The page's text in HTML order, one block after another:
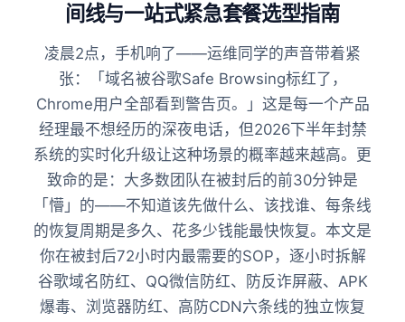
间线与一站式紧急套餐选型指南
凌晨2点，手机响了——运维同学的声音带着紧
张：「域名被谷歌Safe Browsing标红了，
Chrome用户全部看到警告页。」这是每一个产品
经理最不想经历的深夜电话，但2026下半年封禁
系统的实时化升级让这种场景的概率越来越高。更
致命的是：大多数团队在被封后的前30分钟是
「懵」的——不知道该先做什么、该找谁、每条线
的恢复周期是多久、花多少钱能最快恢复。本文是
你在被封后72小时内最需要的SOP，逐小时拆解
谷歌域名防红、QQ微信防红、防反诈屏蔽、APK
爆毒、浏览器防红、高防CDN六条线的独立恢复